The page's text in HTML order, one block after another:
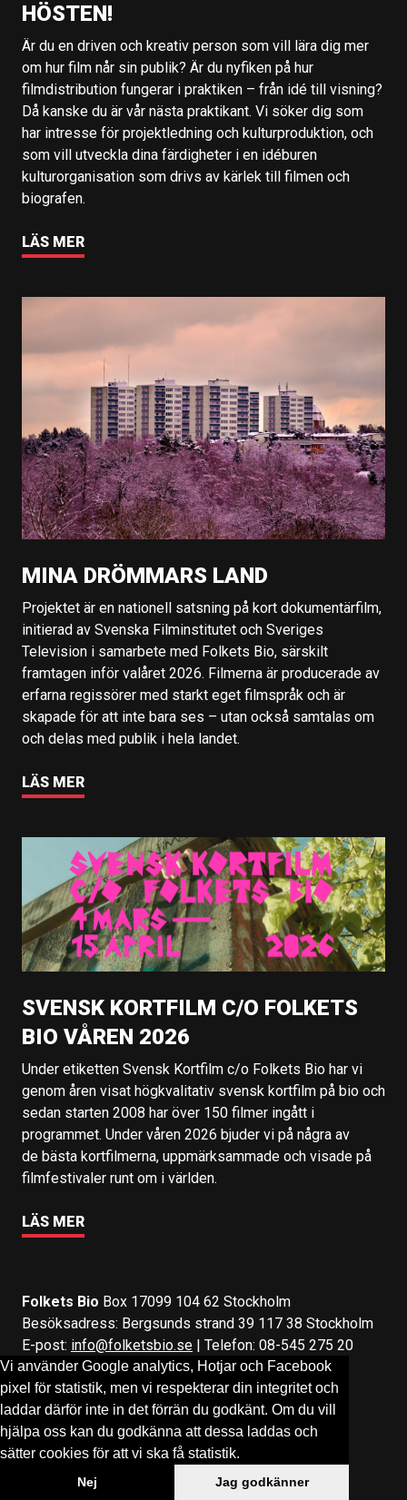
Vi använder Google analytics, Hotjar och Facebook
pixel för statistik, men vi respekterar din integritet och
laddar därför inte in det förrän du godkänt. Om du vill
hjälpa oss kan du godkänna att dessa laddas och
sätter cookies för att vi ska få statistik.
Nej Jag godkänner
HÖSTEN!
Är du en driven och kreativ person som vill lära dig mer
om hur film når sin publik? Är du nyfiken på hur
filmdistribution fungerar i praktiken – från idé till visning?
Då kanske du är vår nästa praktikant. Vi söker dig som
har intresse för projektledning och kulturproduktion, och
som vill utveckla dina färdigheter i en idéburen
kulturorganisation som drivs av kärlek till filmen och
biografen.
LÄS MER
MINA DRÖMMARS LAND
Projektet är en nationell satsning på kort dokumentärfilm,
initierad av Svenska Filminstitutet och Sveriges
Television i samarbete med Folkets Bio, särskilt
framtagen inför valåret 2026. Filmerna är producerade av
erfarna regissörer med starkt eget filmspråk och är
skapade för att inte bara ses – utan också samtalas om
och delas med publik i hela landet.
LÄS MER
SVENSK KORTFILM C/O FOLKETS
BIO VÅREN 2026
Under etiketten Svensk Kortfilm c/o Folkets Bio har vi
genom åren visat högkvalitativ svensk kortfilm på bio och
sedan starten 2008 har över 150 filmer ingått i
programmet. Under våren 2026 bjuder vi på några av
de bästa kortfilmerna, uppmärksammade och visade på
filmfestivaler runt om i världen.
LÄS MER
Folkets Bio Box 17099 104 62 Stockholm
Besöksadress: Bergsunds strand 39 117 38 Stockholm
E-post: info@folketsbio.se | Telefon: 08-545 275 20
Följ oss på:Facebook&Instagram